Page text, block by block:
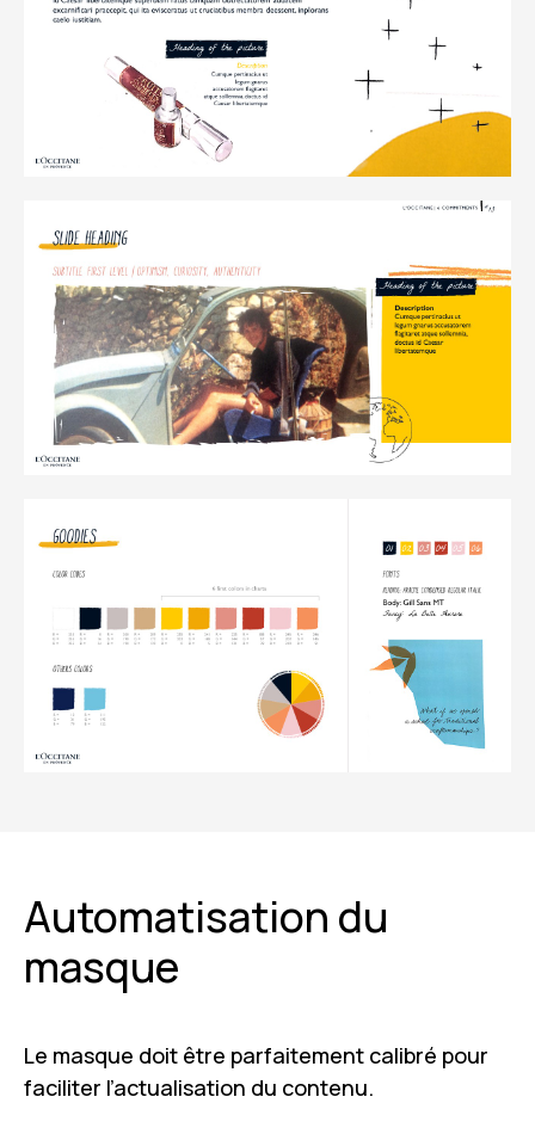
Automatisation du
masque
Le masque doit être parfaitement calibré pour
faciliter l’actualisation du contenu.